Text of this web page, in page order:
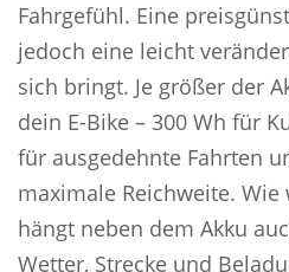
Fahrgefühl. Eine
jedoch eine leicht
sich bringt. Je größer der
dein E-Bike – 300 Wh für
für ausgedehnte Fahrten
maximale Reichweite.
hängt neben dem Akku
Wetter, Strecke und